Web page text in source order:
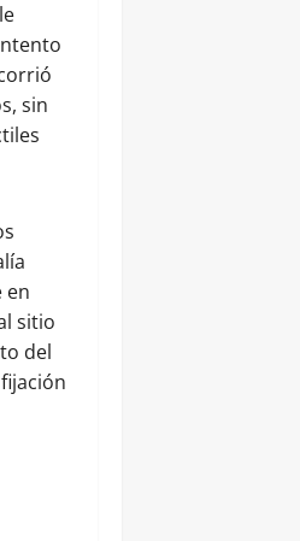
sin
en
sitio
del